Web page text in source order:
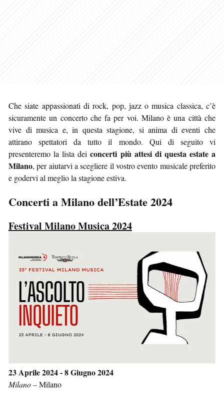
Che siate appassionati di rock, pop, jazz o musica classica, c’è
sicuramente un concerto che fa per voi. Milano è una città che
vive di musica e, in questa stagione, si anima di eventi che
attirano spettatori da tutto il mondo. Qui di seguito vi
presenteremo la lista deiconcerti più attesi di questa estate a
Milano, per aiutarvi a scegliere il vostro evento musicale preferito
e godervi al meglio la stagione estiva.
Concerti a Milano dell’Estate 2024
Festival Milano Musica 2024
23 Aprile 2024 - 8 Giugno 2024
Milano–Milano